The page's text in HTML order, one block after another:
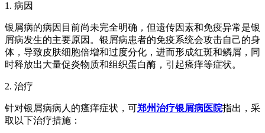
1. 病因
银屑病的病因目前尚未完全明确，但遗传因素和免疫异常是银
屑病发生的主要原因。银屑病患者的免疫系统会攻击自己的身
体，导致皮肤细胞倍增和过度分化，进而形成红斑和鳞屑，同
时释放出大量促炎物质和组织蛋白酶，引起瘙痒等症状。
2. 治疗
针对银屑病病人的瘙痒症状，可郑州治疗银屑病医院指出，采
取以下治疗措施：